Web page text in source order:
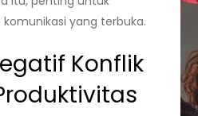
yang terbuka.
Konflik